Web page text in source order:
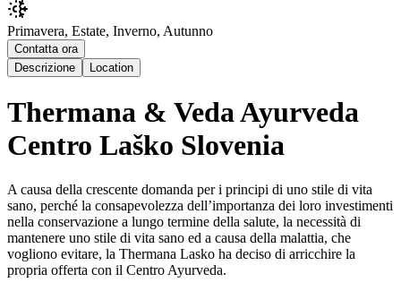
Primavera, Estate, Inverno, Autunno
Contatta ora
Descrizione
Location
Thermana & Veda Ayurveda
Centro Laško Slovenia
A causa della crescente domanda per i principi di uno stile di vita
sano, perché la consapevolezza dell’importanza dei loro investimenti
nella conservazione a lungo termine della salute, la necessità di
mantenere uno stile di vita sano ed a causa della malattia, che
vogliono evitare, la Thermana Lasko ha deciso di arricchire la
propria offerta con il Centro Ayurveda.